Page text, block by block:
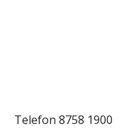
Telefon 8758 1900